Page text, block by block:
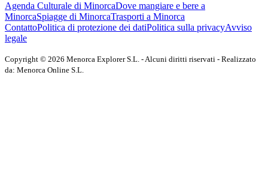
Agenda Culturale di MinorcaDove mangiare e bere a
MinorcaSpiagge di MinorcaTrasporti a Minorca
ContattoPolitica di protezione dei datiPolitica sulla privacyAvviso
legale
Copyright © 2026 Menorca Explorer S.L. - Alcuni diritti riservati - Realizzato
da: Menorca Online S.L.